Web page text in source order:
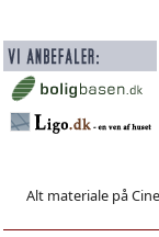
Alt materiale på